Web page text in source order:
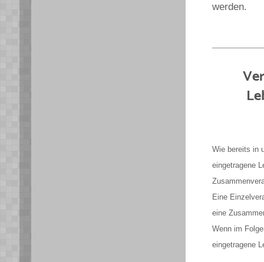
werden.
Wie bereits in
eingetragene
Eine
eine
Wenn im
eingetragene